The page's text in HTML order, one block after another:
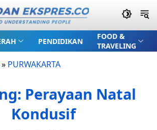
PENDIDIKAN
FOOD &
TRAVELING
» PURWAKARTA
Perayaan Natal
Kondusif